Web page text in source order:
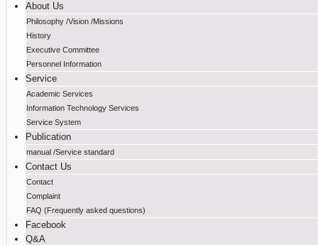
About Us
Philosophy /Vision /Missions
History
Executive Committee
Personnel Information
Service
Academic Services
Information Technology Services
Service System
Publication
manual /Service standard
Contact Us
Contact
Complaint
FAQ (Frequently asked questions)
Facebook
Q&A